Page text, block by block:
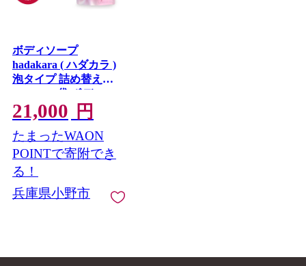
ボディソープ
hadakara ( ハダカラ )
泡タイプ 詰め替え
440ml×16袋 ボディー
ソープ 泡ボディソー
プ 泡 日用品 消耗品 バ
ス用品 大容量 いい 匂
い ボディ 保湿 LION
ライオン 泡石鹸 石鹸
兵庫 兵庫県 小野市
21,000 円
たまったWAON
POINTで寄附でき
る！
兵庫県小野市